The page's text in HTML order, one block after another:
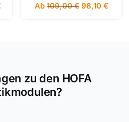
Ab109,00€ 98,10 €
zu den HOFA